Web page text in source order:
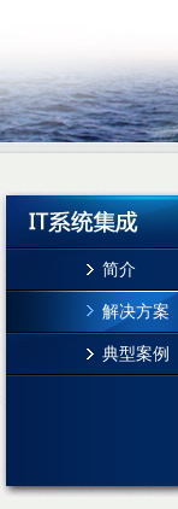
简介
解决方案
典型案例